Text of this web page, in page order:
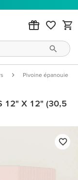
Pivoine épanouie
12" X 12" (30,5